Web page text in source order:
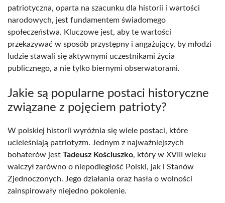
patriotyczna, oparta na szacunku dla historii i wartości
narodowych, jest fundamentem świadomego
społeczeństwa. Kluczowe jest, aby te wartości
przekazywać w sposób przystępny i angażujący, by młodzi
ludzie stawali się aktywnymi uczestnikami życia
publicznego, a nie tylko biernymi obserwatorami.
Jakie są popularne postaci historyczne
związane z pojęciem patrioty?
W polskiej historii wyróżnia się wiele postaci, które
ucieleśniają patriotyzm. Jednym z najważniejszych
bohaterów jest Tadeusz Kościuszko, który w XVIII wieku
walczył zarówno o niepodległość Polski, jak i Stanów
Zjednoczonych. Jego działania oraz hasła o wolności
zainspirowały niejedno pokolenie.